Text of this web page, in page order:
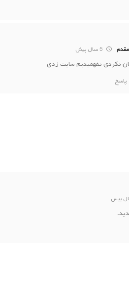
نکردی نفهمیدیم سایت زدی
پاسخ